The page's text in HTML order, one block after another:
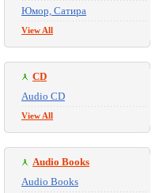
Юмор, Сатира
View All
CD
Audio CD
View All
Audio Books
Audio Books